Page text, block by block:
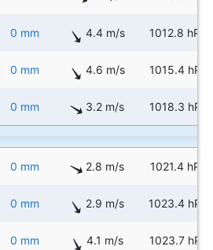
0 mm 4.4 m/s 1012.8 hPa
0 mm 4.6 m/s 1015.4 hPa
0 mm 3.2 m/s 1018.3 hPa
0 mm 2.8 m/s 1021.4 hPa
0 mm 2.9 m/s 1023.4 hPa
0 mm 4.1 m/s 1023.7 hPa